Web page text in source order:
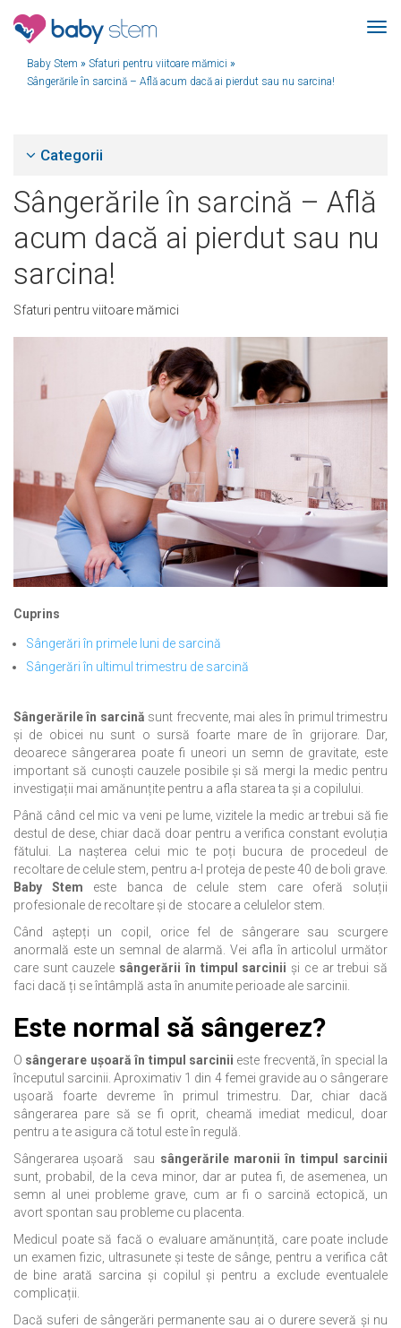
Baby Stem » Sfaturi pentru viitoare mămici »
Sângerările în sarcină – Află acum dacă ai pierdut sau nu sarcina!
Categorii
Sângerările în sarcină – Află
acum dacă ai pierdut sau nu
sarcina!
Sfaturi pentru viitoare mămici
Cuprins
Sângerări în primele luni de sarcină
Sângerări în ultimul trimestru de sarcină
Sângerările în sarcină sunt frecvente, mai ales în primul trimestru
și de obicei nu sunt o sursă foarte mare de în grijorare. Dar,
deoarece sângerarea poate fi uneori un semn de gravitate, este
important să cunoști cauzele posibile și să mergi la medic pentru
investigații mai amănunțite pentru a afla starea ta și a copilului.
Până când cel mic va veni pe lume, vizitele la medic ar trebui să fie
destul de dese, chiar dacă doar pentru a verifica constant evoluția
fătului. La nașterea celui mic te poți bucura de procedeul de
recoltare de celule stem, pentru a-l proteja de peste 40 de boli grave.
Baby Stem este banca de celule stem care oferă soluții
profesionale de recoltare și de stocare a celulelor stem.
Când aștepți un copil, orice fel de sângerare sau scurgere
anormală este un semnal de alarmă. Vei afla în articolul următor
care sunt cauzele sângerării în timpul sarcinii și ce ar trebui să
faci dacă ți se întâmplă asta în anumite perioade ale sarcinii.
Este normal să sângerez?
O sângerare ușoară în timpul sarcinii este frecventă, în special la
începutul sarcinii. Aproximativ 1 din 4 femei gravide au o sângerare
ușoară foarte devreme în primul trimestru. Dar, chiar dacă
sângerarea pare să se fi oprit, cheamă imediat medicul, doar
pentru a te asigura că totul este în regulă.
Sângerarea ușoară sau sângerările maronii în timpul sarcinii
sunt, probabil, de la ceva minor, dar ar putea fi, de asemenea, un
semn al unei probleme grave, cum ar fi o sarcină ectopică, un
avort spontan sau probleme cu placenta.
Medicul poate să facă o evaluare amănunțită, care poate include
un examen fizic, ultrasunete și teste de sânge, pentru a verifica cât
de bine arată sarcina și copilul și pentru a exclude eventualele
complicații.
Dacă suferi de sângerări permanente sau ai o durere severă și nu